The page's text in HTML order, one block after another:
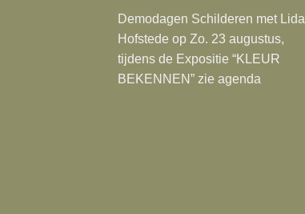
Demodagen Schilderen met Lida
Hofstede op Zo. 23 augustus,
tijdens de Expositie “KLEUR
BEKENNEN” zie agenda